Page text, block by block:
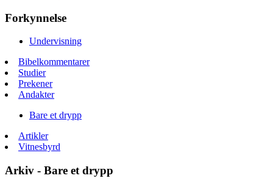
Forkynnelse
Undervisning
Bibelkommentarer
Studier
Prekener
Andakter
Bare et drypp
Artikler
Vitnesbyrd
Arkiv - Bare et drypp